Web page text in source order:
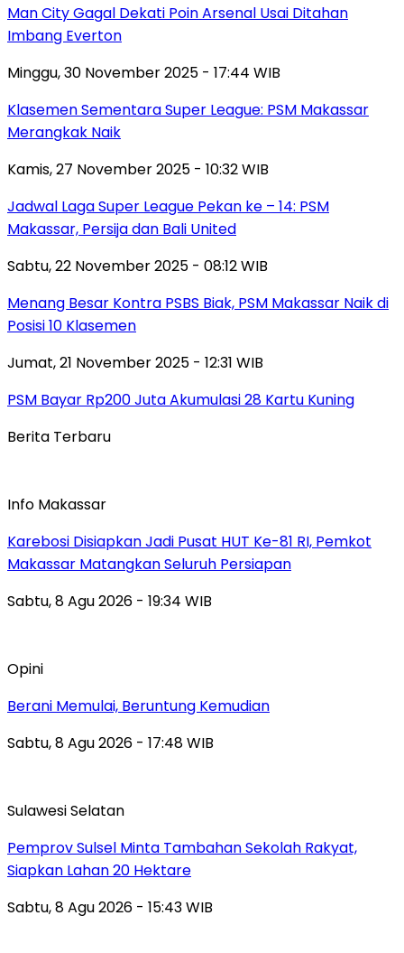
Man City Gagal Dekati Poin Arsenal Usai Ditahan
Imbang Everton
Minggu, 30 November 2025 - 17:44 WIB
Klasemen Sementara Super League: PSM Makassar
Merangkak Naik
Kamis, 27 November 2025 - 10:32 WIB
Jadwal Laga Super League Pekan ke – 14: PSM
Makassar, Persija dan Bali United
Sabtu, 22 November 2025 - 08:12 WIB
Menang Besar Kontra PSBS Biak, PSM Makassar Naik di
Posisi 10 Klasemen
Jumat, 21 November 2025 - 12:31 WIB
PSM Bayar Rp200 Juta Akumulasi 28 Kartu Kuning
Berita Terbaru
Info Makassar
Karebosi Disiapkan Jadi Pusat HUT Ke-81 RI, Pemkot
Makassar Matangkan Seluruh Persiapan
Sabtu, 8 Agu 2026 - 19:34 WIB
Opini
Berani Memulai, Beruntung Kemudian
Sabtu, 8 Agu 2026 - 17:48 WIB
Sulawesi Selatan
Pemprov Sulsel Minta Tambahan Sekolah Rakyat,
Siapkan Lahan 20 Hektare
Sabtu, 8 Agu 2026 - 15:43 WIB